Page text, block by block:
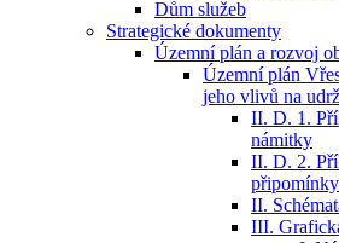
Dům služeb
Strategické dokumenty
Územní plán a rozvoj
Územní plán
jeho vlivů na
II. D. 1.
námitky
II. D. 2.
připomínky
II.
III.